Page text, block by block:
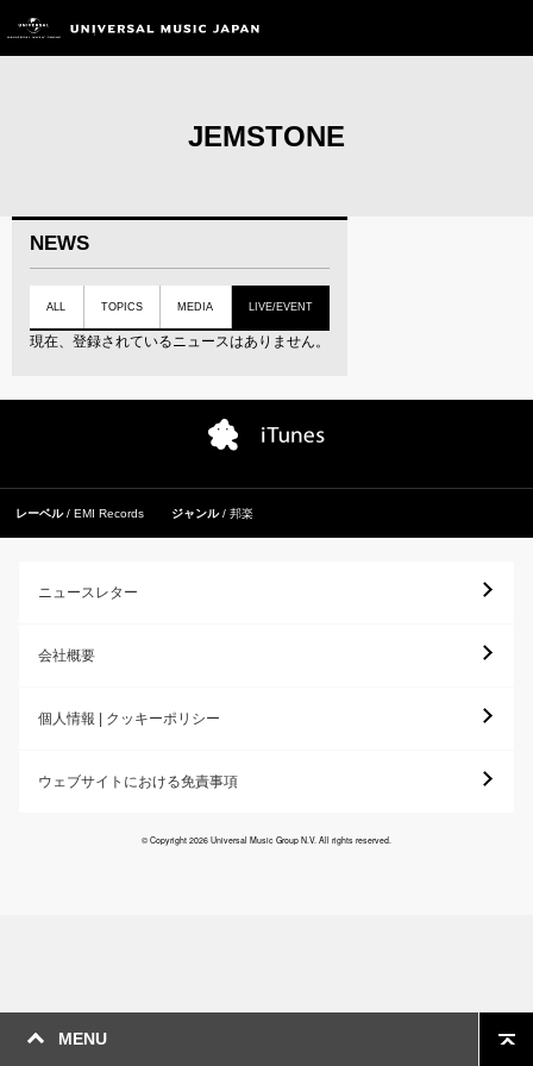
JEMSTONE
MENU
NEWS
ALL TOPICS MEDIA LIVE/EVENT
現在、登録されているニュースはありません。
レーベル EMI Records ジャンル 邦楽
ニュースレター
会社概要
個人情報 | クッキーポリシー
ウェブサイトにおける免責事項
© Copyright 2026 Universal Music Group N.V. All rights reserved.